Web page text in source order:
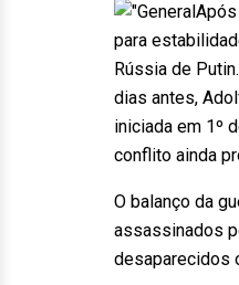
Após
para
Rússia de
dias antes,
iniciada em 1º
conflito ainda
O balanço da
assassinados
desaparecidos